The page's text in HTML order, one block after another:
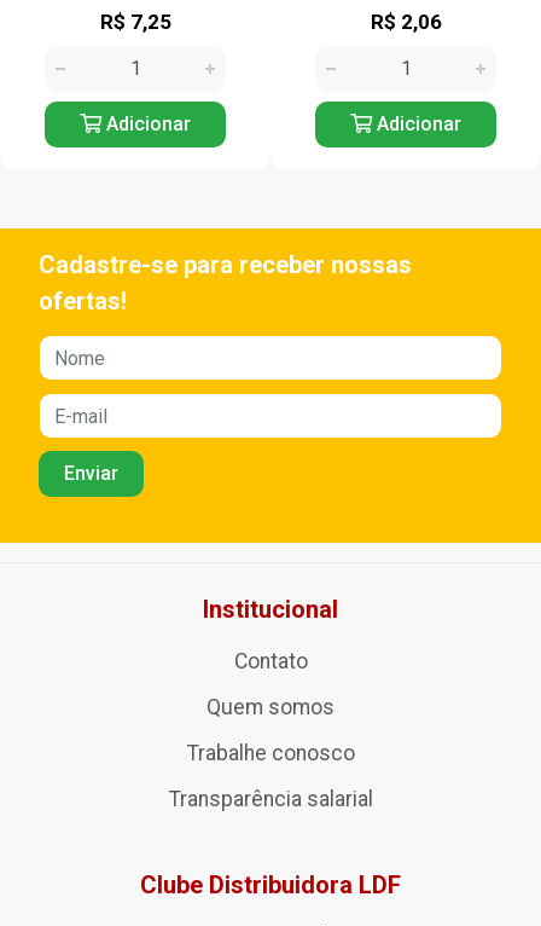
R$ 7,25
Adicionar
R$ 2,06
Adicionar
Cadastre-se para receber nossas
ofertas!
Institucional
Contato
Quem somos
Trabalhe conosco
Transparência salarial
Clube Distribuidora LDF